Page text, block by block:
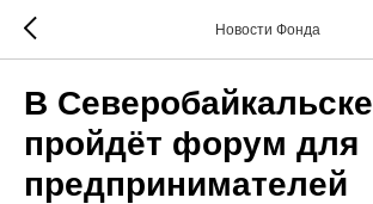
Новости Фонда
В Северобайкальске
пройдёт форум для
предпринимателей